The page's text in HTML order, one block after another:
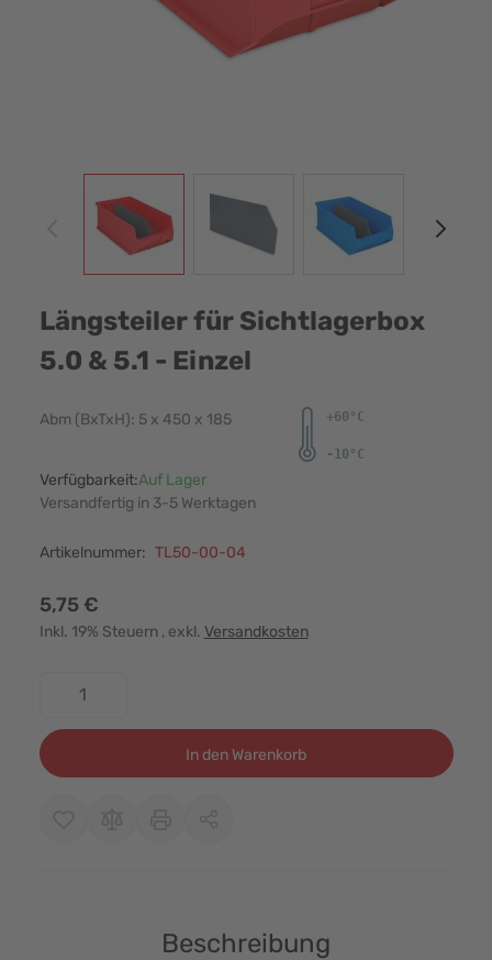
Längsteiler für Sichtlagerbox
5.0 & 5.1 - Einzel
Abm (BxTxH): 5 x 450 x 185
Verfügbarkeit:Auf Lager
Versandfertig in 3-5 Werktagen
Artikelnummer: TL50-00-04
5,75 €
Inkl. 19% Steuern , exkl. Versandkosten
In den Warenkorb
Beschreibung